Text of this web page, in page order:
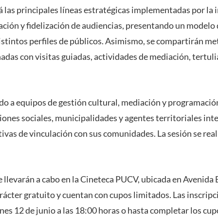
las principales líneas estratégicas implementadas por la
y fidelización de audiencias, presentando un modelo
perfiles de públicos. Asimismo, se compartirán
con visitas guiadas, actividades de mediación,
a equipos de gestión cultural, mediación y
sociales, municipalidades y agentes territoriales
de vinculación con sus comunidades. La sesión se
a cabo en la Cineteca PUCV, ubicada en Avenida
gratuito y cuentan con cupos limitados. Las
12 de junio a las 18:00 horas o hasta completar los